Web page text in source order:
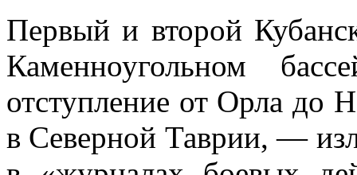
Первый и второй
Каменноугольном
отступление от Орла до
в Северной Таврии, —